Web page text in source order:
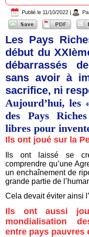
Publié le 11/10/2022 |
Les Pays
début du
débarrassés
sans avoir à
sacrifice, ni
Aujourd’hui, les
des Pays
libres pour
Ils ont joué sur la
Ils ont laissé se
comprendre qu’une
un enchaînement de
grande partie de
Cela devait éviter ainsi
Ils ont aussi
mondialisation
entre pays pauvres